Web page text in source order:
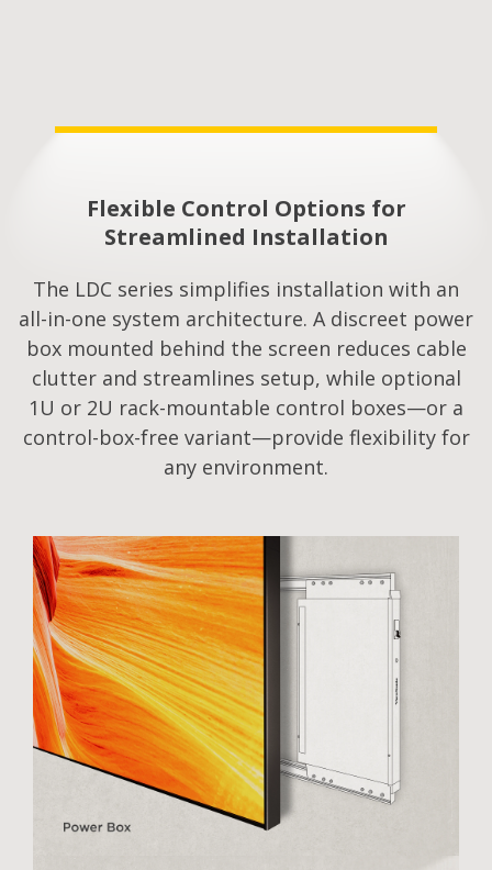
Flexible Control Options for
Streamlined Installation
The LDC series simplifies installation with an
all-in-one system architecture. A discreet power
box mounted behind the screen reduces cable
clutter and streamlines setup, while optional
1U or 2U rack-mountable control boxes—or a
control-box-free variant—provide flexibility for
any environment.